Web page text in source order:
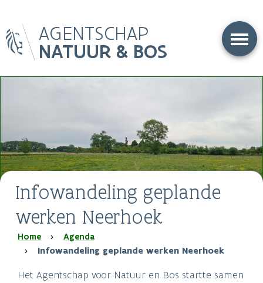
en
naar
AGENTSCHAP
NATUUR & BOS
Infowandeling geplande
werken Neerhoek
Kruimelpad
Home
Agenda
Infowandeling geplande werken Neerhoek
Het Agentschap voor Natuur en Bos startte samen